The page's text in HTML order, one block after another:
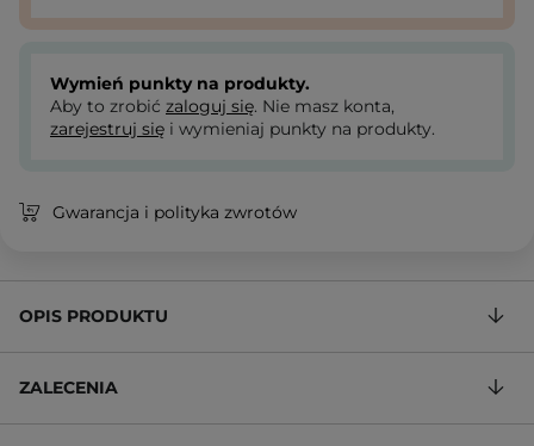
Wymień punkty na produkty.
Aby to zrobić zaloguj się. Nie masz konta,
zarejestruj się i wymieniaj punkty na produkty.
Gwarancja i polityka zwrotów
OPIS PRODUKTU
ZALECENIA